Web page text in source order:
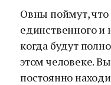
Овны поймут,
единственного и
когда будут
этом человеке.
постоянно